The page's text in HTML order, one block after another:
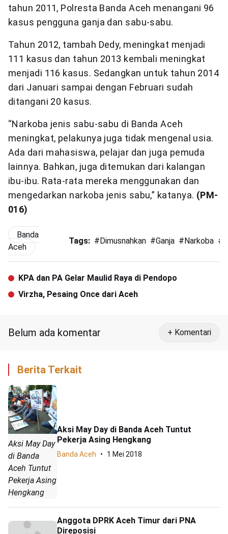
tahun 2011, Polresta Banda Aceh menangani 96
kasus pengguna ganja dan sabu-sabu.
Tahun 2012, tambah Dedy, meningkat menjadi
111 kasus dan tahun 2013 kembali meningkat
menjadi 116 kasus. Sedangkan untuk tahun 2014
dari Januari sampai dengan Februari sudah
ditangani 20 kasus.
“Narkoba jenis sabu-sabu di Banda Aceh
meningkat, pelakunya juga tidak mengenal usia.
Ada dari mahasiswa, pelajar dan juga pemuda
lainnya. Bahkan, juga ditemukan dari kalangan
ibu-ibu. Rata-rata mereka menggunakan dan
mengedarkan narkoba jenis sabu,” katanya. (PM-
016)
Banda
Aceh
Tags: # Dimusnahkan #Ganja # Narkoba #
KPA dan PA Gelar Maulid Raya di Pendopo
Virzha, Pesaing Once dari Aceh
Belum ada komentar + Komentari
Berita Terkait
Aksi May Day
di Banda
Aceh Tuntut
Pekerja Asing
Hengkang
Aksi May Day di Banda Aceh Tuntut
Pekerja Asing Hengkang
Banda Aceh 1 Mei 2018
Anggota DPRK Aceh Timur dari PNA
Direposisi